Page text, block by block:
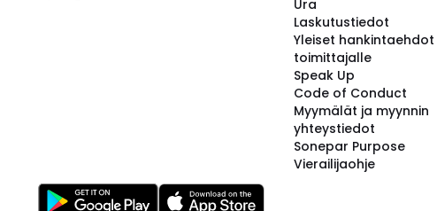
Ura
Laskutustiedot
Yleiset hankintaehdot
toimittajalle
Speak Up
Code of Conduct
Myymälät ja myynnin
yhteystiedot
Sonepar Purpose
Vierailijaohje